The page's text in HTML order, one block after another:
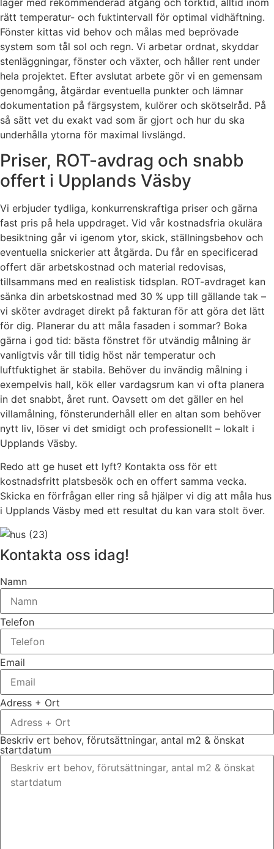
rätt temperatur- och fuktintervall för optimal vidhäftning.
Fönster kittas vid behov och målas med beprövade
system som tål sol och regn. Vi arbetar ordnat, skyddar
stenläggningar, fönster och växter, och håller rent under
hela projektet. Efter avslutat arbete gör vi en gemensam
genomgång, åtgärdar eventuella punkter och lämnar
dokumentation på färgsystem, kulörer och skötselråd. På
så sätt vet du exakt vad som är gjort och hur du ska
underhålla ytorna för maximal livslängd.
Priser, ROT-avdrag och snabb
offert i Upplands Väsby
Vi erbjuder tydliga, konkurrenskraftiga priser och gärna
fast pris på hela uppdraget. Vid vår kostnadsfria okulära
besiktning går vi igenom ytor, skick, ställningsbehov och
eventuella snickerier att åtgärda. Du får en specificerad
offert där arbetskostnad och material redovisas,
tillsammans med en realistisk tidsplan. ROT-avdraget kan
sänka din arbetskostnad med 30 % upp till gällande tak –
vi sköter avdraget direkt på fakturan för att göra det lätt
för dig. Planerar du att måla fasaden i sommar? Boka
gärna i god tid: bästa fönstret för utvändig målning är
vanligtvis vår till tidig höst när temperatur och
luftfuktighet är stabila. Behöver du invändig målning i
exempelvis hall, kök eller vardagsrum kan vi ofta planera
in det snabbt, året runt. Oavsett om det gäller en hel
villamålning, fönsterunderhåll eller en altan som behöver
nytt liv, löser vi det smidigt och professionellt – lokalt i
Upplands Väsby.
Redo att ge huset ett lyft? Kontakta oss för ett
kostnadsfritt platsbesök och en offert samma vecka.
Skicka en förfrågan eller ring så hjälper vi dig att måla hus
i Upplands Väsby med ett resultat du kan vara stolt över.
Kontakta oss idag!
Namn
Telefon
Email
Adress + Ort
Beskriv ert behov, förutsättningar, antal m2 & önskat
startdatum